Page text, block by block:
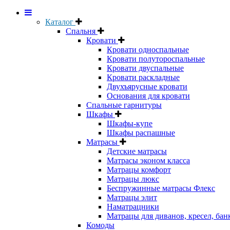
Каталог
Спальня
Кровати
Кровати односпальные
Кровати полутороспальные
Кровати двуспальные
Кровати раскладные
Двухъярусные кровати
Основания для кровати
Спальные гарнитуры
Шкафы
Шкафы-купе
Шкафы распашные
Матрасы
Детские матрасы
Матрасы эконом класса
Матрацы комфорт
Матрацы люкс
Беспружинные матрасы Флекс
Матрацы элит
Наматрацники
Матрацы для диванов, кресел,
Комоды